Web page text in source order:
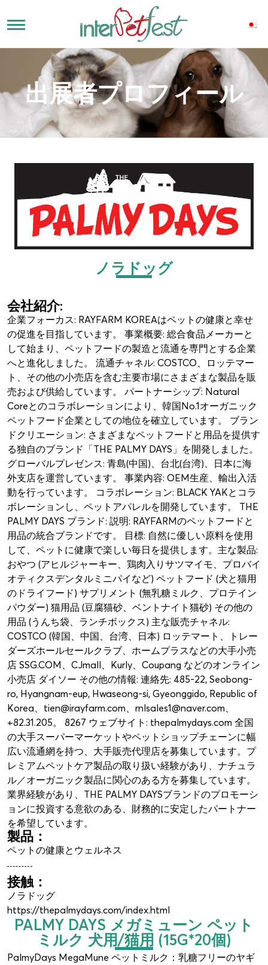
出展者プロフィール
ノラドッグ
会社紹介:
企業フォーカス: RAYFARM KOREAはペットの健康と幸せ
の促進を目指しています。 事業概要: 総合食品メーカーと
して始まり、ペットフードの製造と流通を専門とする企業
へと進化しました。 流通チャネル: COSTCO、ロッテマー
ト、その他の小売店を含む主要市場にさまざまな製品を販
売および供給しています。 パートナーシップ: Natural
Coreとのコラボレーションにより、韓国No.1オーガニック
ペットフード企業としての地位を確立しています。 ブラン
ドクリエーション: さまざまなペットフードと用品を提供す
る独自のブランド「THE PALMY DAYS」を開発しました。
グローバルプレゼンス: 青島(中国)、台北(台湾)、日本に海
外支店を運営しています。 事業内容: OEM生産、輸出入活
動を行っています。 コラボレーション: BLACK YAKとコラ
ボレーションし、ペットアパレルを開発しています。 THE
PALMY DAYS ブランド: 説明: RAYFARMのペットフードと
用品の統合ブランドです。 目標: 自然に優しい原料を使用
して、ペットに健康で楽しい毎日を提供します。主な製品:
おやつ (アヒルジャーキー、鶏肉入りサツマイモ、プロバイ
オティクスデンタルミニパイなど) ペットフード (犬と猫用
のドライフード) サプリメント (無乳糖ミルク、プロテイン
パウダー) 猫用品 (豆腐猫砂、ベントナイト猫砂) その他の
用品 (うんち袋、ランチボックス) 主な販売チャネル:
COSTCO (韓国、中国、台湾、日本) ロッテマート、トレー
ダーズホールセールクラブ、ホームプラスなどの大手小売
店 SSG.COM、CJmall、Kurly、Coupang などのオンライン
小売店 ダイソー その他の情報: 連絡先: 485-22, Seobong-
ro, Hyangnam-eup, Hwaseong-si, Gyeonggido, Republic of
Korea、tien@irayfarm.com、rnlsales1@naver.com、
+82.31.205。 8267 ウェブサイト: thepalmydays.com 全国
の大手スーパーマーケットやペットショップチェーンに幅
広い流通網を持つ、大手販売代理店を募集しています。プ
レミアムペットケア製品の取り扱い経験があり、ナチュラ
ル／オーガニック製品に関心のある方を募集しています。
業界経験があり、THE PALMY DAYSブランドのプロモーシ
ョンに投資する意欲のある、財務的に安定したパートナー
を希望しています。
製品：
ペットの健康とウェルネス
接触：
ノラドッグ
https://thepalmydays.com/index.html
PALMY DAYS メガミューン ペット
ミルク 犬用/猫用 (15G*20個)
PalmyDays MegaMune ペットミルク：乳糖フリーのヤギ